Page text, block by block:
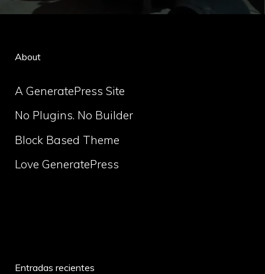
About
A GeneratePress Site
No Plugins. No Builder
Block Based Theme
Love GeneratePress
Entradas recientes